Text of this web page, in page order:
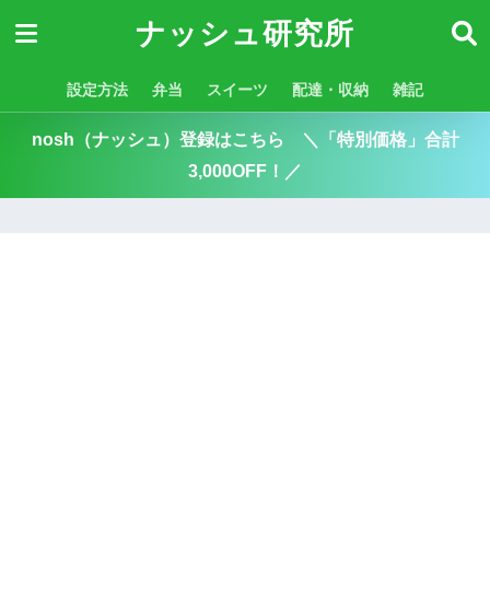
ナッシュ研究所
設定方法 弁当 スイーツ 配達・収納 雑記
nosh（ナッシュ）登録はこちら ＼「特別価格」合計
3,000OFF！／